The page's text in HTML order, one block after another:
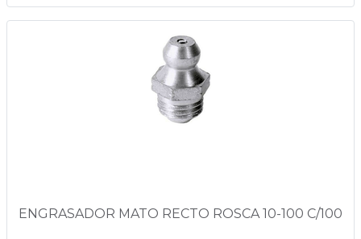
ENGRASADOR MATO RECTO ROSCA 10-100 C/100